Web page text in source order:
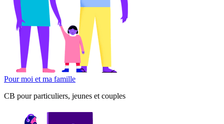
Pour moi et ma famille
CB pour particuliers, jeunes et couples